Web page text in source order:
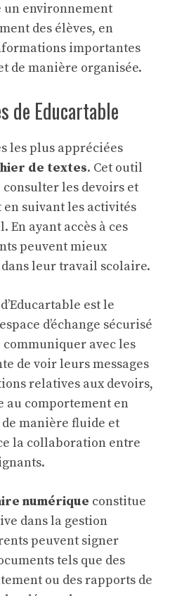
un environnement
des élèves, en
importantes
de manière organisée.
de Educartable
les plus appréciées
de textes. Cet outil
les devoirs et
suivant les activités
En ayant accès à ces
peuvent mieux
leur travail scolaire.
est le
d’échange sécurisé
avec les
de voir leurs messages
relatives aux devoirs,
au comportement en
manière fluide et
la collaboration entre
numérique constitue
dans la gestion
peuvent signer
tels que des
ou des rapports de